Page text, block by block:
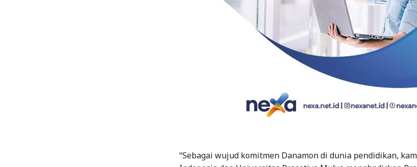
“Sebagai wujud komitmen Danamon di dunia pendidikan,